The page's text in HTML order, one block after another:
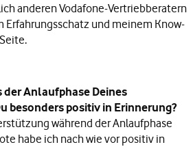
anderen Vodafone-Vertriebberatern
Erfahrungsschatz und meinem Know-
der Anlaufphase Deines
besonders positiv in Erinnerung?
während der Anlaufphase
habe ich nach wie vor positiv in